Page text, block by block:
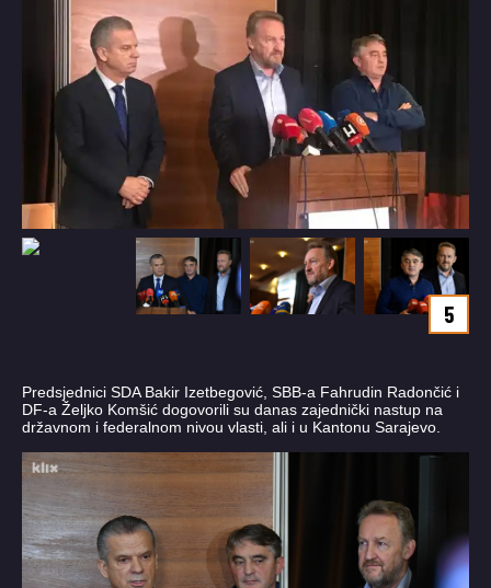
5
Predsjednici SDA Bakir Izetbegović, SBB-a Fahrudin Radončić i
DF-a Željko Komšić dogovorili su danas zajednički nastup na
državnom i federalnom nivou vlasti, ali i u Kantonu Sarajevo.